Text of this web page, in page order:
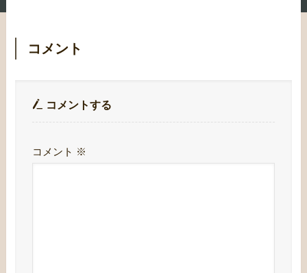
コメント
コメントする
コメント ※